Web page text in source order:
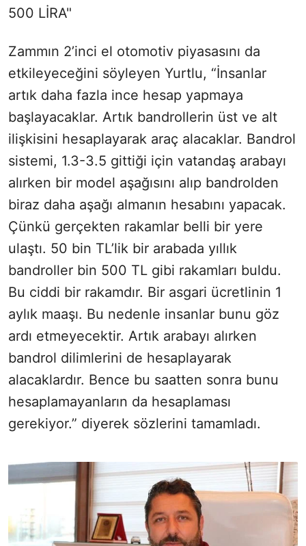
500 LİRA"
Zammın 2’inci el otomotiv piyasasını da
etkileyeceğini söyleyen Yurtlu, “İnsanlar
artık daha fazla ince hesap yapmaya
başlayacaklar. Artık bandrollerin üst ve alt
ilişkisini hesaplayarak araç alacaklar. Bandrol
sistemi, 1.3-3.5 gittiği için vatandaş arabayı
alırken bir model aşağısını alıp bandrolden
biraz daha aşağı almanın hesabını yapacak.
Çünkü gerçekten rakamlar belli bir yere
ulaştı. 50 bin TL’lik bir arabada yıllık
bandroller bin 500 TL gibi rakamları buldu.
Bu ciddi bir rakamdır. Bir asgari ücretlinin 1
aylık maaşı. Bu nedenle insanlar bunu göz
ardı etmeyecektir. Artık arabayı alırken
bandrol dilimlerini de hesaplayarak
alacaklardır. Bence bu saatten sonra bunu
hesaplamayanların da hesaplaması
gerekiyor.” diyerek sözlerini tamamladı.